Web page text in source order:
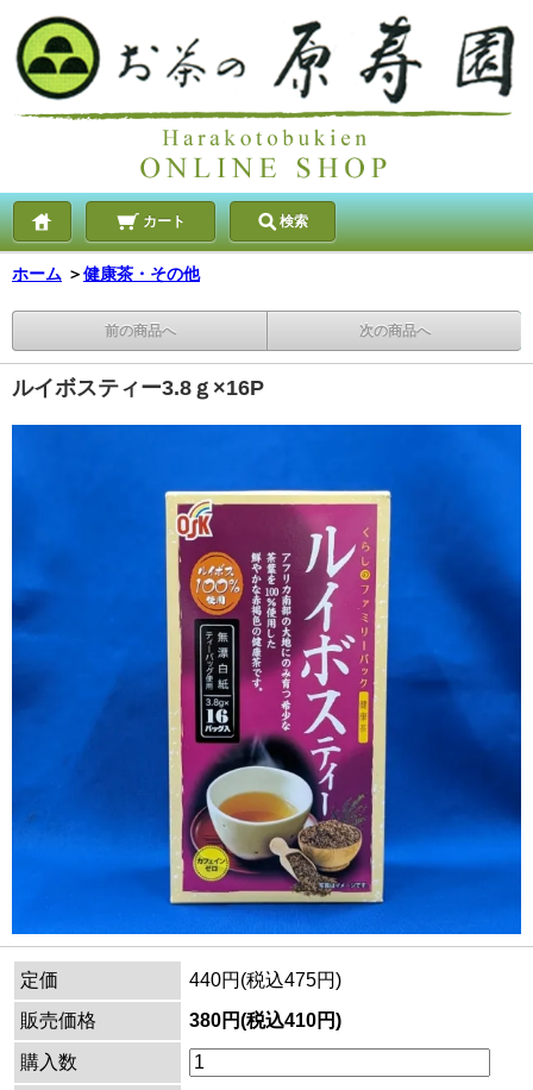
カート 検索
ホーム ＞健康茶・その他
前の商品へ 次の商品へ
ルイボスティー3.8ｇ×16P
定価
440円(税込475円)
販売価格
380円(税込410円)
購入数